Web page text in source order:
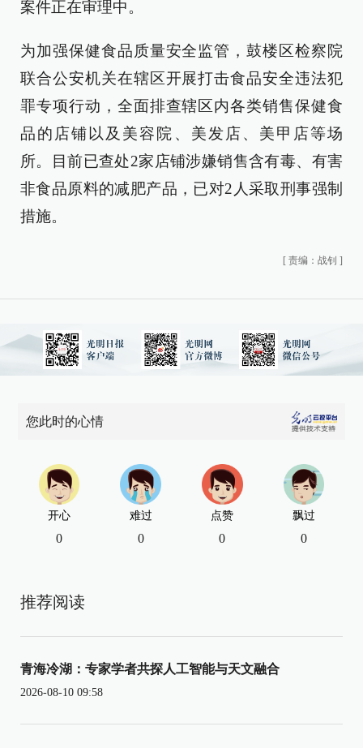
案件正在审理中。
为加强保健食品质量安全监管，鼓楼区检察院
联合公安机关在辖区开展打击食品安全违法犯
罪专项行动，全面排查辖区内各类销售保健食
品的店铺以及美容院、美发店、美甲店等场
所。目前已查处2家店铺涉嫌销售含有毒、有害
非食品原料的减肥产品，已对2人采取刑事强制
措施。
[ 责编：战钊 ]
您此时的心情
开心
0
难过
0
点赞
0
飘过
0
推荐阅读
青海冷湖：专家学者共探人工智能与天文融合
2026-08-10 09:58